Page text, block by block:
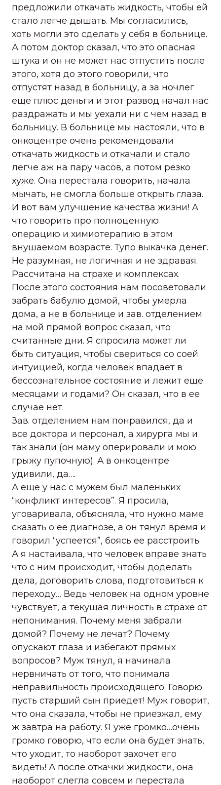
предложили откачать жидкость, чтобы ей
стало легче дышать. Мы согласились,
хоть могли это сделать у себя в больнице.
А потом доктор сказал, что это опасная
штука и он не может нас отпустить после
этого, хотя до этого говорили, что
отпустят назад в больницу, а за ночлег
еще плюс деньги и этот развод начал нас
раздражать и мы уехали ни с чем назад в
больницу. В больнице мы настояли, что в
онкоцентре очень рекомендовали
откачать жидкость и откачали и стало
легче аж на пару часов, а потом резко
хуже. Она перестала говорить, начала
мычать, не смогла больше открыть глаза.
И вот вам улучшение качества жизни! А
что говорить про полноценную
операцию и химиотерапию в этом
внушаемом возрасте. Тупо выкачка денег.
Не разумная, не логичная и не здравая.
Рассчитана на страхе и комплексах.
После этого состояния нам посоветовали
забрать бабулю домой, чтобы умерла
дома, а не в больнице и зав. отделением
на мой прямой вопрос сказал, что
считанные дни. Я спросила может ли
быть ситуация, чтобы свериться со соей
интуицией, когда человек впадает в
бессознательное состояние и лежит еще
месяцами и годами? Он сказал, что в ее
случае нет.
Зав. отделением нам понравился, да и
все доктора и персонал, а хирурга мы и
так знали (он маму оперировали и мою
грыжу пупочную). А в онкоцентре
удивили, да….
А еще у нас с мужем был маленьких
“конфликт интересов”. Я просила,
уговаривала, объясняла, что нужно маме
сказать о ее диагнозе, а он тянул время и
говорил “успеется”, боясь ее расстроить.
А я настаивала, что человек вправе знать
что с ним происходит, чтобы доделать
дела, договорить слова, подготовиться к
переходу… Ведь человек на одном уровне
чувствует, а текущая личность в страхе от
непонимания. Почему меня забрали
домой? Почему не лечат? Почему
опускают глаза и избегают прямых
вопросов? Муж тянул, я начинала
нервничать от того, что понимала
неправильность происходящего. Говорю
пусть старший сын приедет! Муж говорит,
что она сказала, чтобы не приезжал, ему
ж завтра на работу. Я уже громко…очень
громко говорю, что если она будет знать,
что уходит, то наоборот захочет его
видеть! А после откачки жидкости, она
наоборот слегла совсем и перестала